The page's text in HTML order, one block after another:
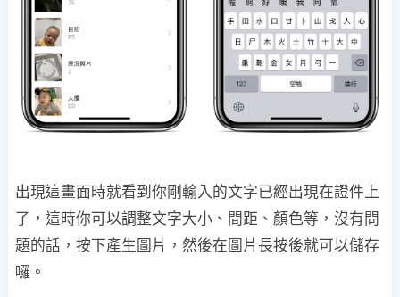
出現這畫面時就看到你剛輸入的文字已經出現在證件上
了，這時你可以調整文字大小、間距、顏色等，沒有問
題的話，按下產生圖片，然後在圖片長按後就可以儲存
囉。